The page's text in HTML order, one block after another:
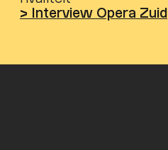
> Interview Opera Zuid